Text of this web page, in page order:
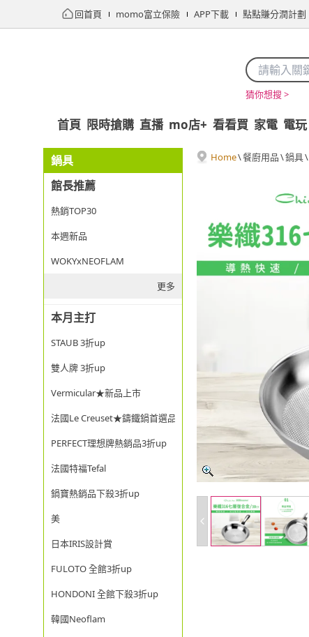
回首頁 momo富立保險 APP下載 點點賺分潤計劃
猜你想搜 >
首頁 限時搶購 直播 mo店+ 看看買 家電 電玩
鍋具
館長推薦
熱銷TOP30
本週新品
WOKYxNEOFLAM
更多
本月主打
STAUB 3折up
雙人牌 3折up
Vermicular★新品上市
法國Le Creuset★鑄鐵鍋首選品牌
PERFECT理想牌熱銷品3折up
法國特福Tefal
鍋寶熱銷品下殺3折up
美
日本IRIS設計賞
FULOTO 全館3折up
HONDONI 全館下殺3折up
韓國Neoflam
Home\餐廚用品\鍋具\